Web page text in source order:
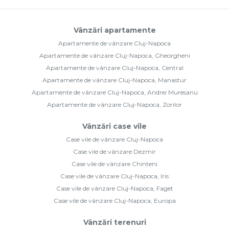
Vânzări apartamente
Apartamente de vânzare Cluj-Napoca
Apartamente de vânzare Cluj-Napoca, Gheorgheni
Apartamente de vânzare Cluj-Napoca, Central
Apartamente de vânzare Cluj-Napoca, Manastur
Apartamente de vânzare Cluj-Napoca, Andrei Muresanu
Apartamente de vânzare Cluj-Napoca, Zorilor
Vânzări case vile
Case vile de vânzare Cluj-Napoca
Case vile de vânzare Dezmir
Case vile de vânzare Chinteni
Case vile de vânzare Cluj-Napoca, Iris
Case vile de vânzare Cluj-Napoca, Faget
Case vile de vânzare Cluj-Napoca, Europa
Vânzări terenuri